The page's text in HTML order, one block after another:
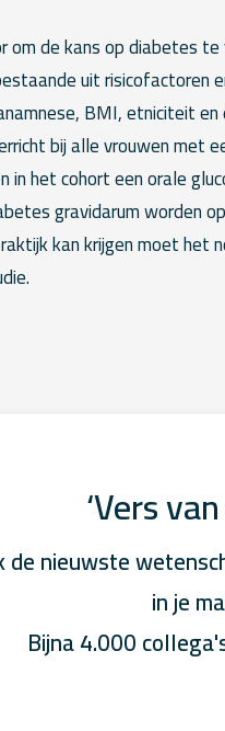
om de kans op diabetes
uit
BMI, etniciteit
bij alle vrouwen met
in het cohort een orale
gravidarum worden
kan krijgen moet het
‘Vers
nieuwste
in je
Bijna 4.000